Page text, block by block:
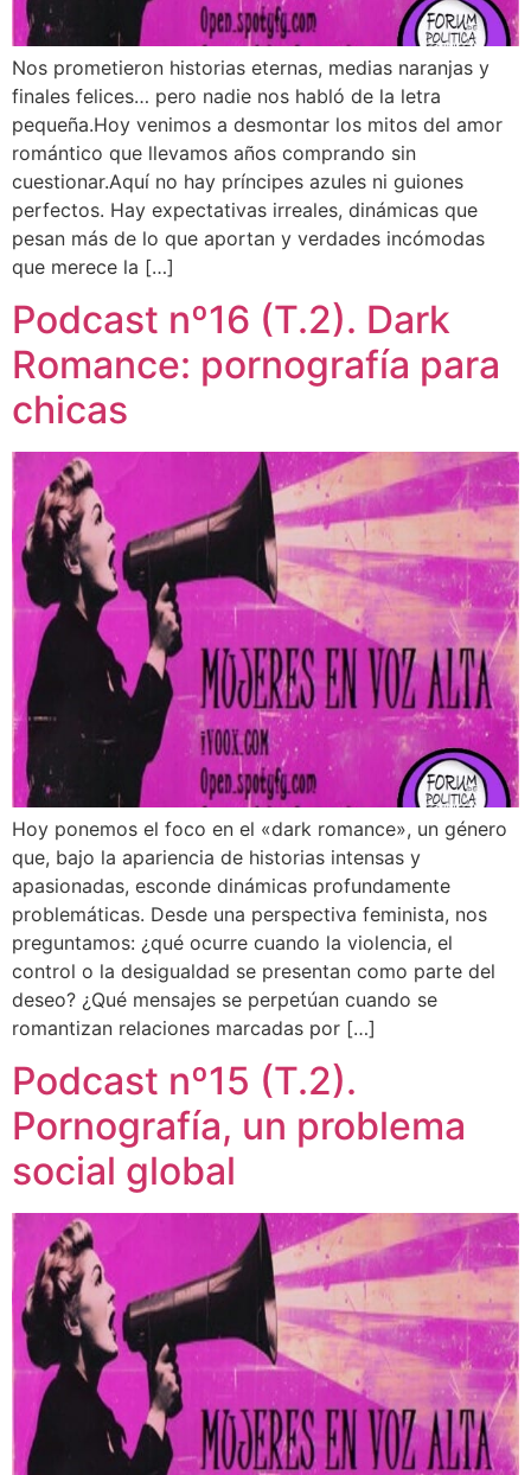
Nos prometieron historias eternas, medias naranjas y
finales felices… pero nadie nos habló de la letra
pequeña.Hoy venimos a desmontar los mitos del amor
romántico que llevamos años comprando sin
cuestionar.Aquí no hay príncipes azules ni guiones
perfectos. Hay expectativas irreales, dinámicas que
pesan más de lo que aportan y verdades incómodas
que merece la […]
Podcast nº16 (T.2). Dark
Romance: pornografía para
chicas
Hoy ponemos el foco en el «dark romance», un género
que, bajo la apariencia de historias intensas y
apasionadas, esconde dinámicas profundamente
problemáticas. Desde una perspectiva feminista, nos
preguntamos: ¿qué ocurre cuando la violencia, el
control o la desigualdad se presentan como parte del
deseo? ¿Qué mensajes se perpetúan cuando se
romantizan relaciones marcadas por […]
Podcast nº15 (T.2).
Pornografía, un problema
social global